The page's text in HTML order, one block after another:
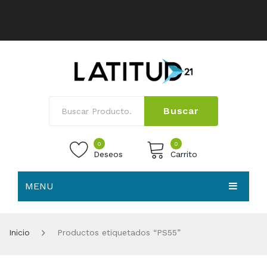
Buscar
0
Deseos
0
Carrito
MENU
Inicio Productos etiquetados “PS55”